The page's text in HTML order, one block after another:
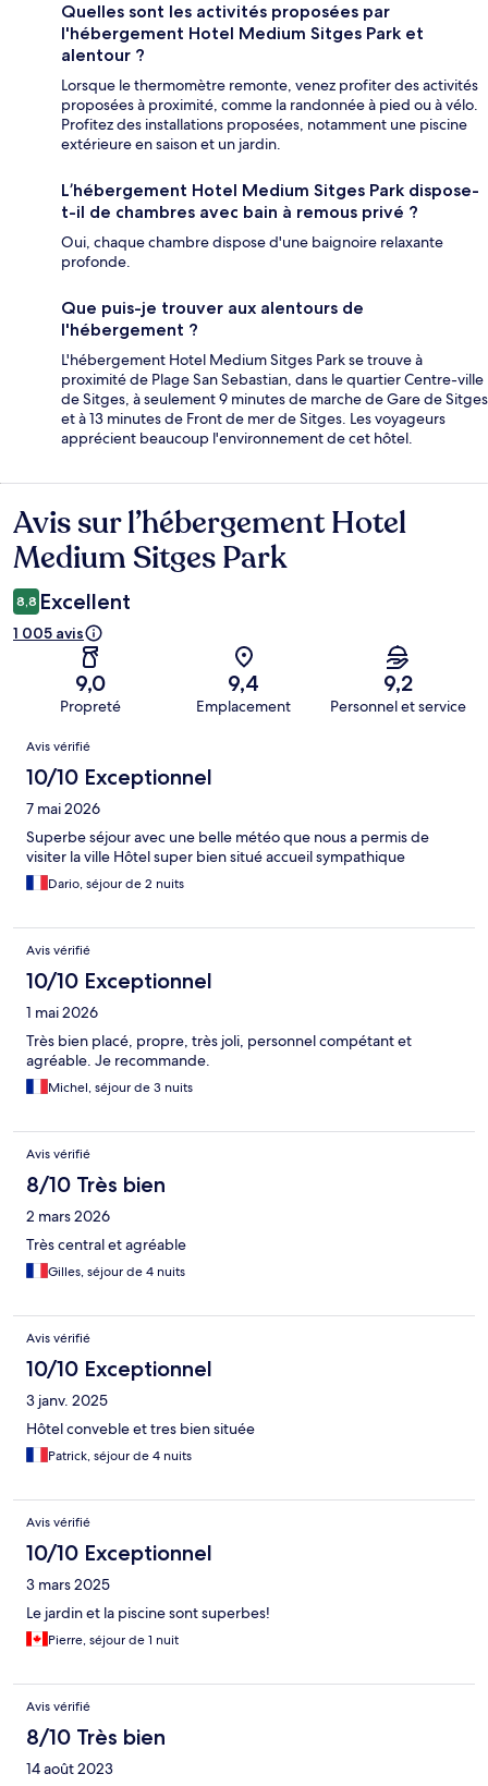
Quelles sont les activités proposées par
l'hébergement Hotel Medium Sitges Park et
alentour ?
Lorsque le thermomètre remonte, venez profiter des activités
proposées à proximité, comme la randonnée à pied ou à vélo.
Profitez des installations proposées, notamment une piscine
extérieure en saison et un jardin.
L’hébergement Hotel Medium Sitges Park dispose-
t-il de chambres avec bain à remous privé ?
Oui, chaque chambre dispose d'une baignoire relaxante
profonde.
Que puis-je trouver aux alentours de
l'hébergement ?
L'hébergement Hotel Medium Sitges Park se trouve à
proximité de Plage San Sebastian, dans le quartier Centre-ville
de Sitges, à seulement 9 minutes de marche de Gare de Sitges
et à 13 minutes de Front de mer de Sitges. Les voyageurs
apprécient beaucoup l'environnement de cet hôtel.
Avis
Avis sur l’hébergement Hotel
Medium Sitges Park
8,8 Excellent
1 005 avis
9,0
Propreté
9,4
Emplacement
9,2
Personnel et service
Avis
Avis vérifié
10/10 Exceptionnel
7 mai 2026
Superbe séjour avec une belle météo que nous a permis de
visiter la ville Hôtel super bien situé accueil sympathique
Dario, séjour de 2 nuits
Avis vérifié
10/10 Exceptionnel
1 mai 2026
Très bien placé, propre, très joli, personnel compétant et
agréable. Je recommande.
Michel, séjour de 3 nuits
Avis vérifié
8/10 Très bien
2 mars 2026
Très central et agréable
Gilles, séjour de 4 nuits
Avis vérifié
10/10 Exceptionnel
3 janv. 2025
Hôtel conveble et tres bien située
Patrick, séjour de 4 nuits
Avis vérifié
10/10 Exceptionnel
3 mars 2025
Le jardin et la piscine sont superbes!
Pierre, séjour de 1 nuit
Avis vérifié
8/10 Très bien
14 août 2023